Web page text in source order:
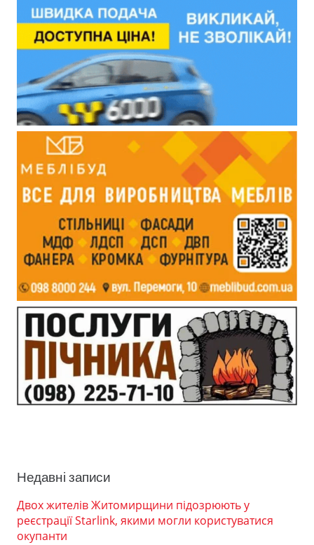
Недавні записи
Двох жителів Житомирщини підозрюють у
реєстрації Starlink, якими могли користуватися
окупанти